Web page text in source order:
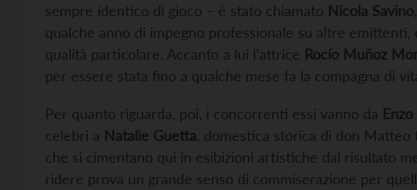
sempre identico di gioco – è stato chiamato Nicola Savino
qualche anno di impegno professionale su altre
qualità particolare. Accanto a lui l’attrice Rocío Muñoz
per essere stata fino a qualche mese fa la compagna di
Per quanto riguarda, poi, i concorrenti essi vanno da
celebri a Natalie Guetta , domestica storica di don
che si cimentano qui in esibizioni artistiche dal risultato
ridere prova un grande senso di commiserazione per